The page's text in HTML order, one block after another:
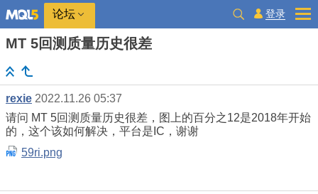
论坛 登录
MT 5回测质量历史很差
rexie 2022.11.26 05:37
请问 MT 5回测质量历史很差，图上的百分之12是2018年开始
的，这个该如何解决，平台是IC，谢谢
59ri.png